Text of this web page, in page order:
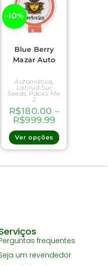
-10%
Blue Berry
Mazar Auto
Automática
Latitud Sur
Seeds Packs Mix
2
R$180.00 –
R$999.99
Ver opções
frequentes
um revendedor